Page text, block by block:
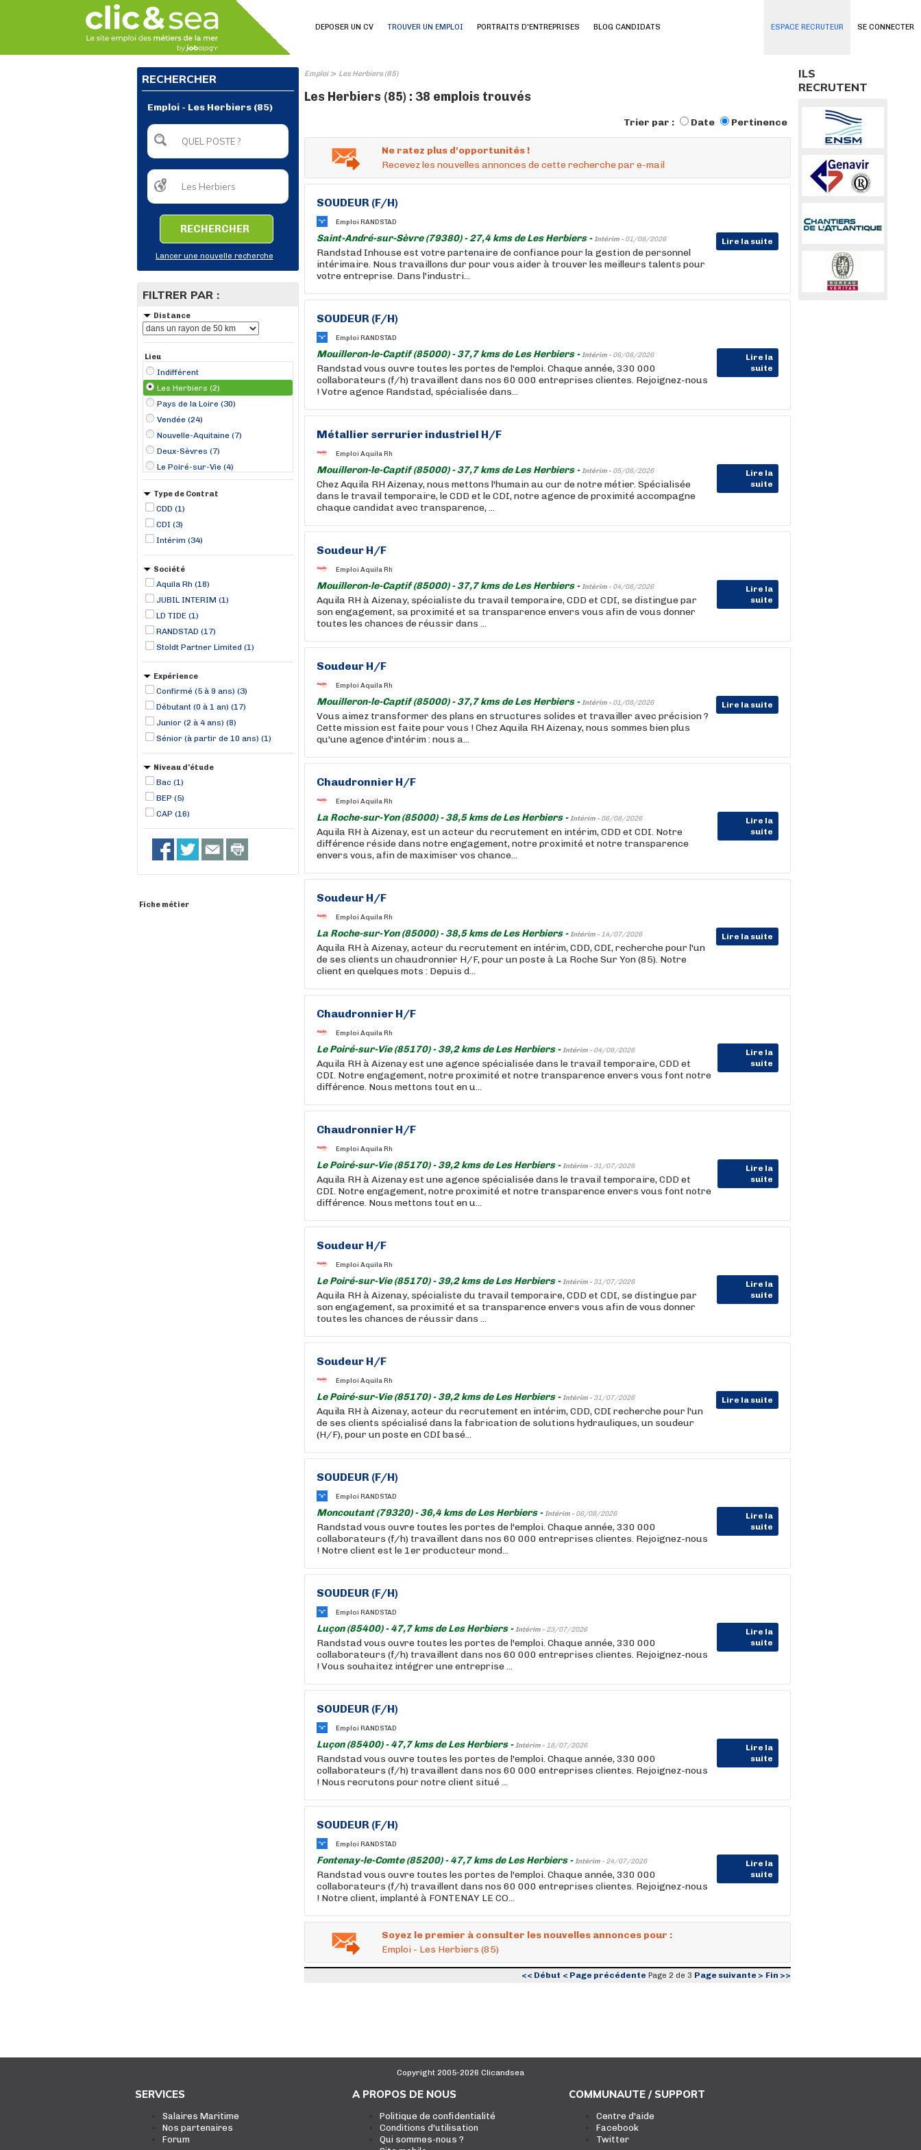
SE CONNECTER
DEPOSER UN CV TROUVER UN EMPLOI PORTRAITS D'ENTREPRISES BLOG CANDIDATS ESPACE RECRUTEUR
RECHERCHER
Emploi - Les Herbiers (85)
RECHERCHER
Lancer une nouvelle recherche
FILTRER PAR :
Distance
Lieu
Indifférent
Les Herbiers (2)
Pays de la Loire (30)
Vendée (24)
Nouvelle-Aquitaine (7)
Deux-Sèvres (7)
Le Poiré-sur-Vie (4)
Mouilleron-le-Captif (4)
La Copechagnière (3)
Sainte-Cécile (3)
La Roche-sur-Yon (2)
Luçon (2)
Type de Contrat
CDD (1)
CDI (3)
Intérim (34)
Société
Aquila Rh (18)
JUBIL INTERIM (1)
LD TIDE (1)
RANDSTAD (17)
Stoldt Partner Limited (1)
Expérience
Confirmé (5 à 9 ans) (3)
Débutant (0 à 1 an) (17)
Junior (2 à 4 ans) (8)
Sénior (à partir de 10 ans) (1)
Niveau d'étude
Bac (1)
BEP (5)
CAP (16)
Fiche métier
Emploi> Les Herbiers (85)
Les Herbiers (85) : 38 emplois trouvés
Trier par : Date Pertinence
Ne ratez plus d'opportunités !
Recevez les nouvelles annonces de cette recherche par e-mail
SOUDEUR (F/H)
Emploi RANDSTAD
Saint-André-sur-Sèvre (79380) - 27,4 kms de Les Herbiers -Intérim - 01/08/2026 Lire la suite
Randstad Inhouse est votre partenaire de confiance pour la gestion de personnel
intérimaire. Nous travaillons dur pour vous aider à trouver les meilleurs talents pour
votre entreprise. Dans l'industri...
SOUDEUR (F/H)
Emploi RANDSTAD
Mouilleron-le-Captif (85000) - 37,7 kms de Les Herbiers -Intérim - 06/08/2026
Lire la
suite
Randstad vous ouvre toutes les portes de l'emploi. Chaque année, 330 000
collaborateurs (f/h) travaillent dans nos 60 000 entreprises clientes. Rejoignez-nous
! Votre agence Randstad, spécialisée dans...
Métallier serrurier industriel H/F
Emploi Aquila Rh
Mouilleron-le-Captif (85000) - 37,7 kms de Les Herbiers -Intérim - 05/08/2026
Lire la
suite
Chez Aquila RH Aizenay, nous mettons l'humain au cur de notre métier. Spécialisée
dans le travail temporaire, le CDD et le CDI, notre agence de proximité accompagne
chaque candidat avec transparence, ...
Soudeur H/F
Emploi Aquila Rh
Mouilleron-le-Captif (85000) - 37,7 kms de Les Herbiers -Intérim - 04/08/2026
Lire la
suite
Aquila RH à Aizenay, spécialiste du travail temporaire, CDD et CDI, se distingue par
son engagement, sa proximité et sa transparence envers vous afin de vous donner
toutes les chances de réussir dans ...
Soudeur H/F
Emploi Aquila Rh
Mouilleron-le-Captif (85000) - 37,7 kms de Les Herbiers -Intérim - 01/08/2026 Lire la suite
Vous aimez transformer des plans en structures solides et travailler avec précision ?
Cette mission est faite pour vous ! Chez Aquila RH Aizenay, nous sommes bien plus
qu'une agence d'intérim : nous a...
Chaudronnier H/F
Emploi Aquila Rh
La Roche-sur-Yon (85000) - 38,5 kms de Les Herbiers -Intérim - 06/08/2026
Lire la
suite
Aquila RH à Aizenay, est un acteur du recrutement en intérim, CDD et CDI. Notre
différence réside dans notre engagement, notre proximité et notre transparence
envers vous, afin de maximiser vos chance...
Soudeur H/F
Emploi Aquila Rh
La Roche-sur-Yon (85000) - 38,5 kms de Les Herbiers -Intérim - 14/07/2026 Lire la suite
Aquila RH à Aizenay, acteur du recrutement en intérim, CDD, CDI, recherche pour l'un
de ses clients un chaudronnier H/F, pour un poste à La Roche Sur Yon (85). Notre
client en quelques mots : Depuis d...
Chaudronnier H/F
Emploi Aquila Rh
Le Poiré-sur-Vie (85170) - 39,2 kms de Les Herbiers -Intérim - 04/08/2026
Lire la
suite
Aquila RH à Aizenay est une agence spécialisée dans le travail temporaire, CDD et
CDI. Notre engagement, notre proximité et notre transparence envers vous font notre
différence. Nous mettons tout en u...
Chaudronnier H/F
Emploi Aquila Rh
Le Poiré-sur-Vie (85170) - 39,2 kms de Les Herbiers -Intérim - 31/07/2026
Lire la
suite
Aquila RH à Aizenay est une agence spécialisée dans le travail temporaire, CDD et
CDI. Notre engagement, notre proximité et notre transparence envers vous font notre
différence. Nous mettons tout en u...
Soudeur H/F
Emploi Aquila Rh
Le Poiré-sur-Vie (85170) - 39,2 kms de Les Herbiers -Intérim - 31/07/2026
Lire la
suite
Aquila RH à Aizenay, spécialiste du travail temporaire, CDD et CDI, se distingue par
son engagement, sa proximité et sa transparence envers vous afin de vous donner
toutes les chances de réussir dans ...
Soudeur H/F
Emploi Aquila Rh
Le Poiré-sur-Vie (85170) - 39,2 kms de Les Herbiers -Intérim - 31/07/2026 Lire la suite
Aquila RH à Aizenay, acteur du recrutement en intérim, CDD, CDI recherche pour l'un
de ses clients spécialisé dans la fabrication de solutions hydrauliques, un soudeur
(H/F), pour un poste en CDI basé...
SOUDEUR (F/H)
Emploi RANDSTAD
Moncoutant (79320) - 36,4 kms de Les Herbiers -Intérim - 06/08/2026
Lire la
suite
Randstad vous ouvre toutes les portes de l'emploi. Chaque année, 330 000
collaborateurs (f/h) travaillent dans nos 60 000 entreprises clientes. Rejoignez-nous
! Notre client est le 1er producteur mond...
SOUDEUR (F/H)
Emploi RANDSTAD
Luçon (85400) - 47,7 kms de Les Herbiers -Intérim - 23/07/2026
Lire la
suite
Randstad vous ouvre toutes les portes de l'emploi. Chaque année, 330 000
collaborateurs (f/h) travaillent dans nos 60 000 entreprises clientes. Rejoignez-nous
! Vous souhaitez intégrer une entreprise ...
SOUDEUR (F/H)
Emploi RANDSTAD
Luçon (85400) - 47,7 kms de Les Herbiers -Intérim - 18/07/2026
Lire la
suite
Randstad vous ouvre toutes les portes de l'emploi. Chaque année, 330 000
collaborateurs (f/h) travaillent dans nos 60 000 entreprises clientes. Rejoignez-nous
! Nous recrutons pour notre client situé ...
SOUDEUR (F/H)
Emploi RANDSTAD
Fontenay-le-Comte (85200) - 47,7 kms de Les Herbiers -Intérim - 24/07/2026
Lire la
suite
Randstad vous ouvre toutes les portes de l'emploi. Chaque année, 330 000
collaborateurs (f/h) travaillent dans nos 60 000 entreprises clientes. Rejoignez-nous
! Notre client, implanté à FONTENAY LE CO...
Soyez le premier à consulter les nouvelles annonces pour :
Emploi - Les Herbiers (85)
<< Début < Page précédente Page 2 de 3 Page suivante > Fin >>
ILS
RECRUTENT
Copyright 2005-2026 Clicandsea
SERVICES
Salaires Maritime
Nos partenaires
Forum
A PROPOS DE NOUS
Politique de confidentialité
Conditions d'utilisation
Qui sommes-nous ?
COMMUNAUTE / SUPPORT
Centre d'aide
Facebook
Twitter